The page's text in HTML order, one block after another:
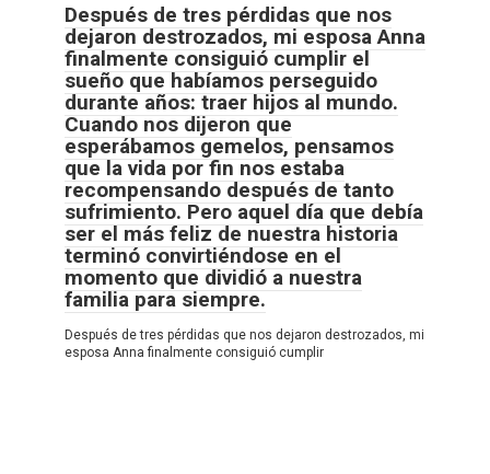
Después de tres pérdidas que nos
dejaron destrozados, mi esposa Anna
finalmente consiguió cumplir el
sueño que habíamos perseguido
durante años: traer hijos al mundo.
Cuando nos dijeron que
esperábamos gemelos, pensamos
que la vida por fin nos estaba
recompensando después de tanto
sufrimiento. Pero aquel día que debía
ser el más feliz de nuestra historia
terminó convirtiéndose en el
momento que dividió a nuestra
familia para siempre.
Después de tres pérdidas que nos dejaron destrozados, mi
esposa Anna finalmente consiguió cumplir